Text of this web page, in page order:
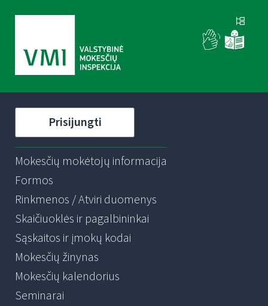
Prisijungti
Mokesčių mokėtojų informacija
Formos
Rinkmenos / Atviri duomenys
Skaičiuoklės ir pagalbininkai
Sąskaitos ir įmokų kodai
Mokesčių žinynas
Mokesčių kalendorius
Seminarai